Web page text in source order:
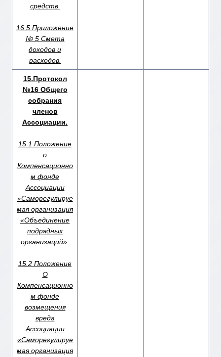
средств.
16.5 Приложение
№ 5 Смета
доходов и
расходов.
15.Протокол
№16 Общего
собрания
членов
Ассоциации.
15.1 Положение
о
Компенсационно
м фонде
Ассоциации
«Саморегулируе
мая организация
«Объединение
подрядных
организаций».
15.2 Положение
О
Компенсационно
м фонде
возмещения
вреда
Ассоциации
«Саморегулируе
мая организация